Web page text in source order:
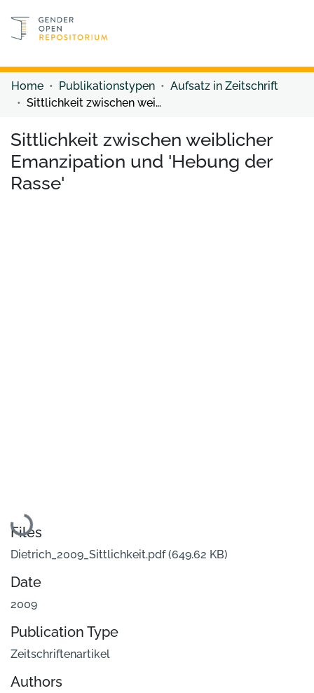
Discover content
Home Publikationstypen
Aufsatz in Zeitschrift
Sittlichkeit zwischen weiblicher Emanzipation und 'Hebung der Rasse'
Sittlichkeit zwischen weiblicher
Emanzipation und 'Hebung der
Rasse'
Loading...
Files
Dietrich_2009_Sittlichkeit.pdf(649.62 KB)
Date
2009
Publication Type
Zeitschriftenartikel
Authors